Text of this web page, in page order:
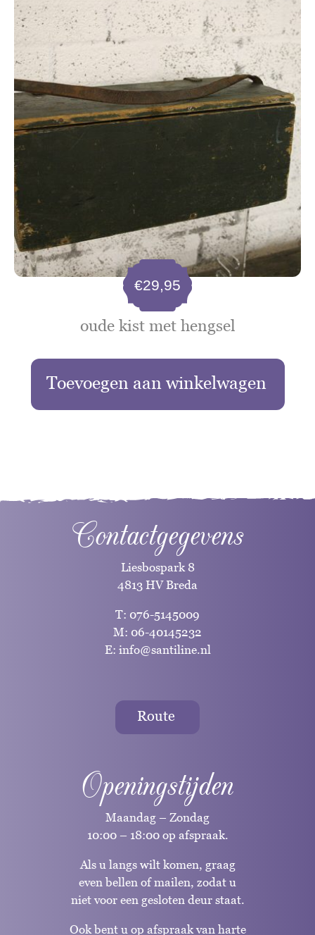
oude kist met hengsel
€29,95
Toevoegen aan winkelwagen
Contactgegevens
Liesbospark 8
4813 HV Breda
T: 076-5145009
M: 06-40145232
E: info@santiline.nl
Route
Openingstijden
Maandag – Zondag
10:00 – 18:00 op afspraak.
Als u langs wilt komen, graag
even bellen of mailen, zodat u
niet voor een gesloten deur staat.
Ook bent u op afspraak van harte